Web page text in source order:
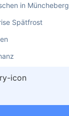
in Müncheberg
Spätfrost